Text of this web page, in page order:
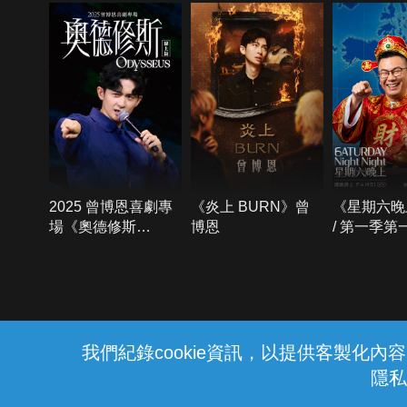
我們紀錄cookie資訊，以提供客製化內
隱
2025 曾博恩喜劇專
場《奧德修斯
《炎上 BURN》曾
博恩
《星期六
/ 第一季第